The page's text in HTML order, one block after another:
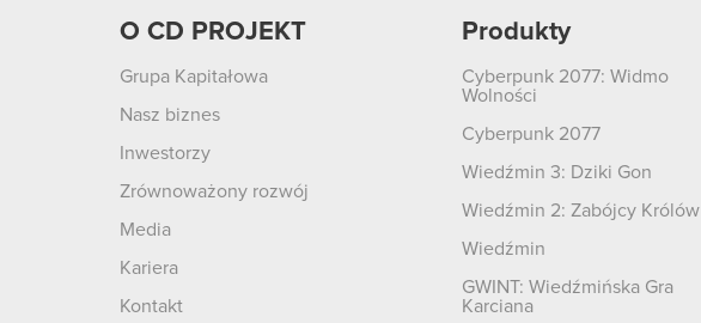
O CD PROJEKT
Grupa Kapitałowa
Nasz biznes
Inwestorzy
Zrównoważony rozwój
Media
Kariera
Kontakt
Produkty
Cyberpunk 2077: Widmo
Wolności
Cyberpunk 2077
Wiedźmin 3: Dziki Gon
Wiedźmin 2: Zabójcy Królów
Wiedźmin
GWINT: Wiedźmińska Gra
Karciana